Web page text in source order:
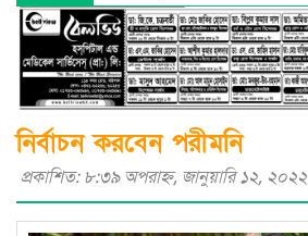
অধিদফতরের মহাপরিচালকের হুশিয়ারী
নির্বাচন করবেন পরীমনি
প্রকাশিত: ৮:৩৯ অপরাহ্ণ, জানুয়ারি ১২, ২০২২